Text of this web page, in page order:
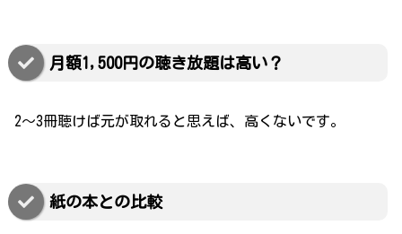
月額1,500円の聴き放題は高い？
2～3冊聴けば元が取れると思えば、高くないです。
紙の本との比較